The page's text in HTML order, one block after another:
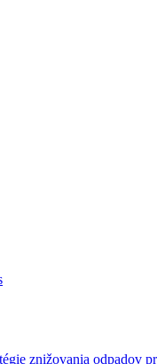
znižovania odpadov